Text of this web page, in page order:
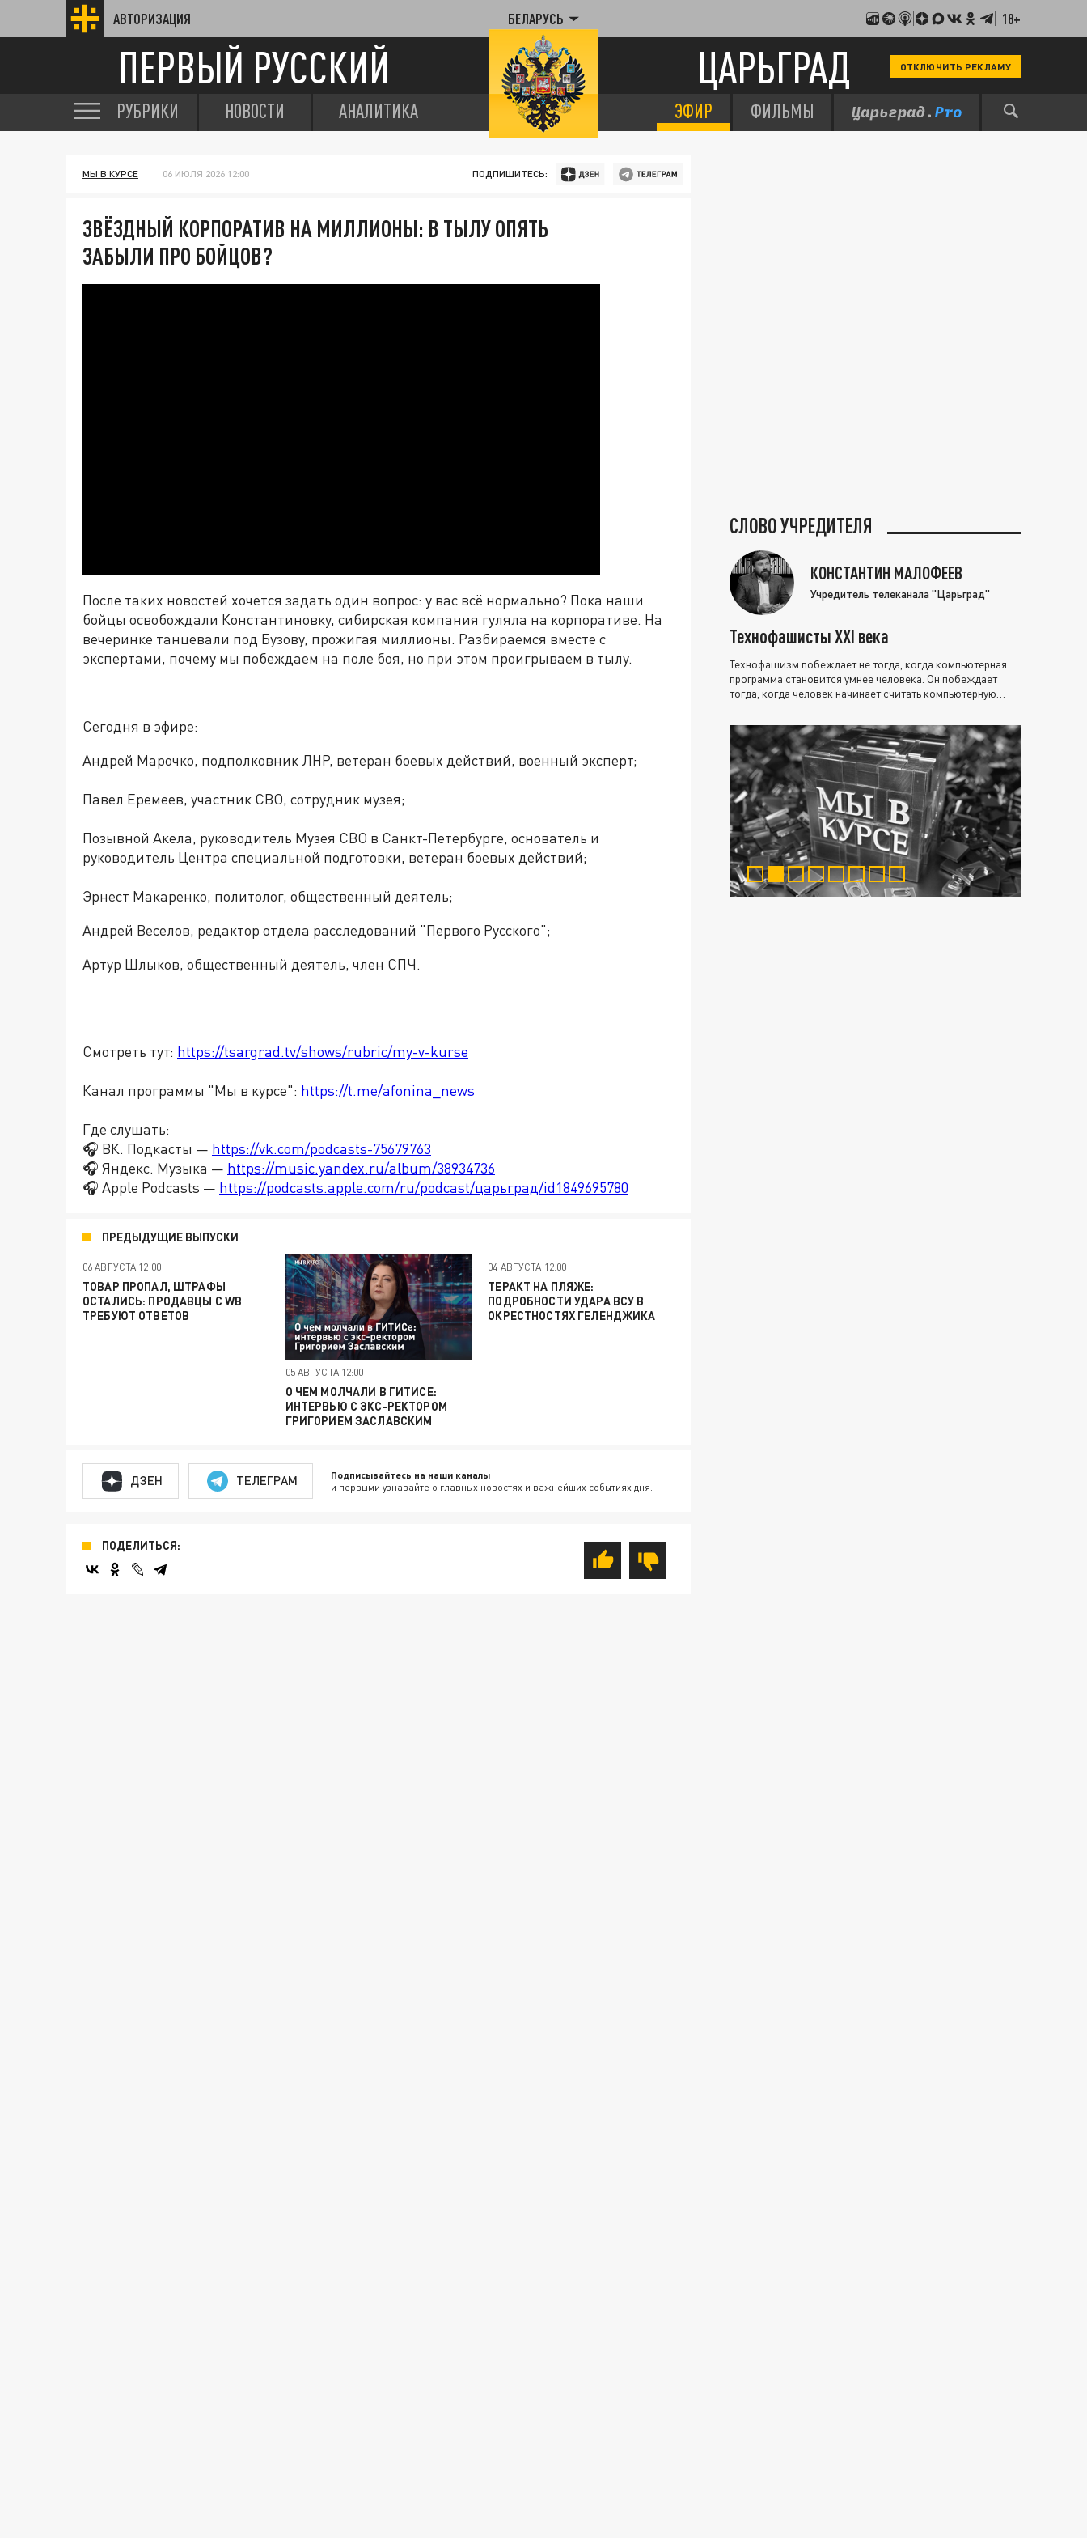
АВТОРИЗАЦИЯ БЕЛАРУСЬ 18+
ПЕРВЫЙ РУССКИЙ ЦАРЬГРАД ОТКЛЮЧИТЬ РЕКЛАМУ
РУБРИКИ НОВОСТИ АНАЛИТИКА ЭФИР ФИЛЬМЫ
МЫ В КУРСЕ 06 ИЮЛЯ 2026 12:00 ПОДПИШИТЕСЬ:
ЗВЁЗДНЫЙ КОРПОРАТИВ НА МИЛЛИОНЫ: В ТЫЛУ ОПЯТЬ
ЗАБЫЛИ ПРО БОЙЦОВ?
После таких новостей хочется задать один вопрос: у вас всё нормально? Пока наши
бойцы освобождали Константиновку, сибирская компания гуляла на корпоративе. На
вечеринке танцевали под Бузову, прожигая миллионы. Разбираемся вместе с
экспертами, почему мы побеждаем на поле боя, но при этом проигрываем в тылу.
Сегодня в эфире:
Андрей Марочко, подполковник ЛНР, ветеран боевых действий, военный эксперт;
Павел Еремеев, участник СВО, сотрудник музея;
Позывной Акела, руководитель Музея СВО в Санкт-Петербурге, основатель и
руководитель Центра специальной подготовки, ветеран боевых действий;
Эрнест Макаренко, политолог, общественный деятель;
Андрей Веселов, редактор отдела расследований "Первого Русского";
Артур Шлыков, общественный деятель, член СПЧ.
Смотреть тут: https://tsargrad.tv/shows/rubric/my-v-kurse
Канал программы "Мы в курсе": https://t.me/afonina_news
Где слушать:
🎧 ВК. Подкасты — https://vk.com/podcasts-75679763
🎧 Яндекс. Музыка — https://music.yandex.ru/album/38934736
🎧 Apple Podcasts — https://podcasts.apple.com/ru/podcast/царьград/id1849695780
ПРЕДЫДУЩИЕ ВЫПУСКИ
06 АВГУСТА 12:00
ТОВАР ПРОПАЛ, ШТРАФЫ
ОСТАЛИСЬ: ПРОДАВЦЫ С WB
ТРЕБУЮТ ОТВЕТОВ
05 АВГУСТА 12:00
О ЧЕМ МОЛЧАЛИ В ГИТИСЕ:
ИНТЕРВЬЮ С ЭКС-РЕКТОРОМ
ГРИГОРИЕМ ЗАСЛАВСКИМ
04 АВГУСТА 12:00
ТЕРАКТ НА ПЛЯЖЕ:
ПОДРОБНОСТИ УДАРА ВСУ В
ОКРЕСТНОСТЯХ ГЕЛЕНДЖИКА
ДЗЕН ТЕЛЕГРАМ Подписывайтесь на наши каналы
и первыми узнавайте о главных новостях и важнейших событиях дня.
ПОДЕЛИТЬСЯ:
СЛОВО УЧРЕДИТЕЛЯ
КОНСТАНТИН МАЛОФЕЕВ
Учредитель телеканала "Царьград"
Технофашисты XXI века
Технофашизм побеждает не тогда, когда компьютерная
программа становится умнее человека. Он побеждает
тогда, когда человек начинает считать компьютерную